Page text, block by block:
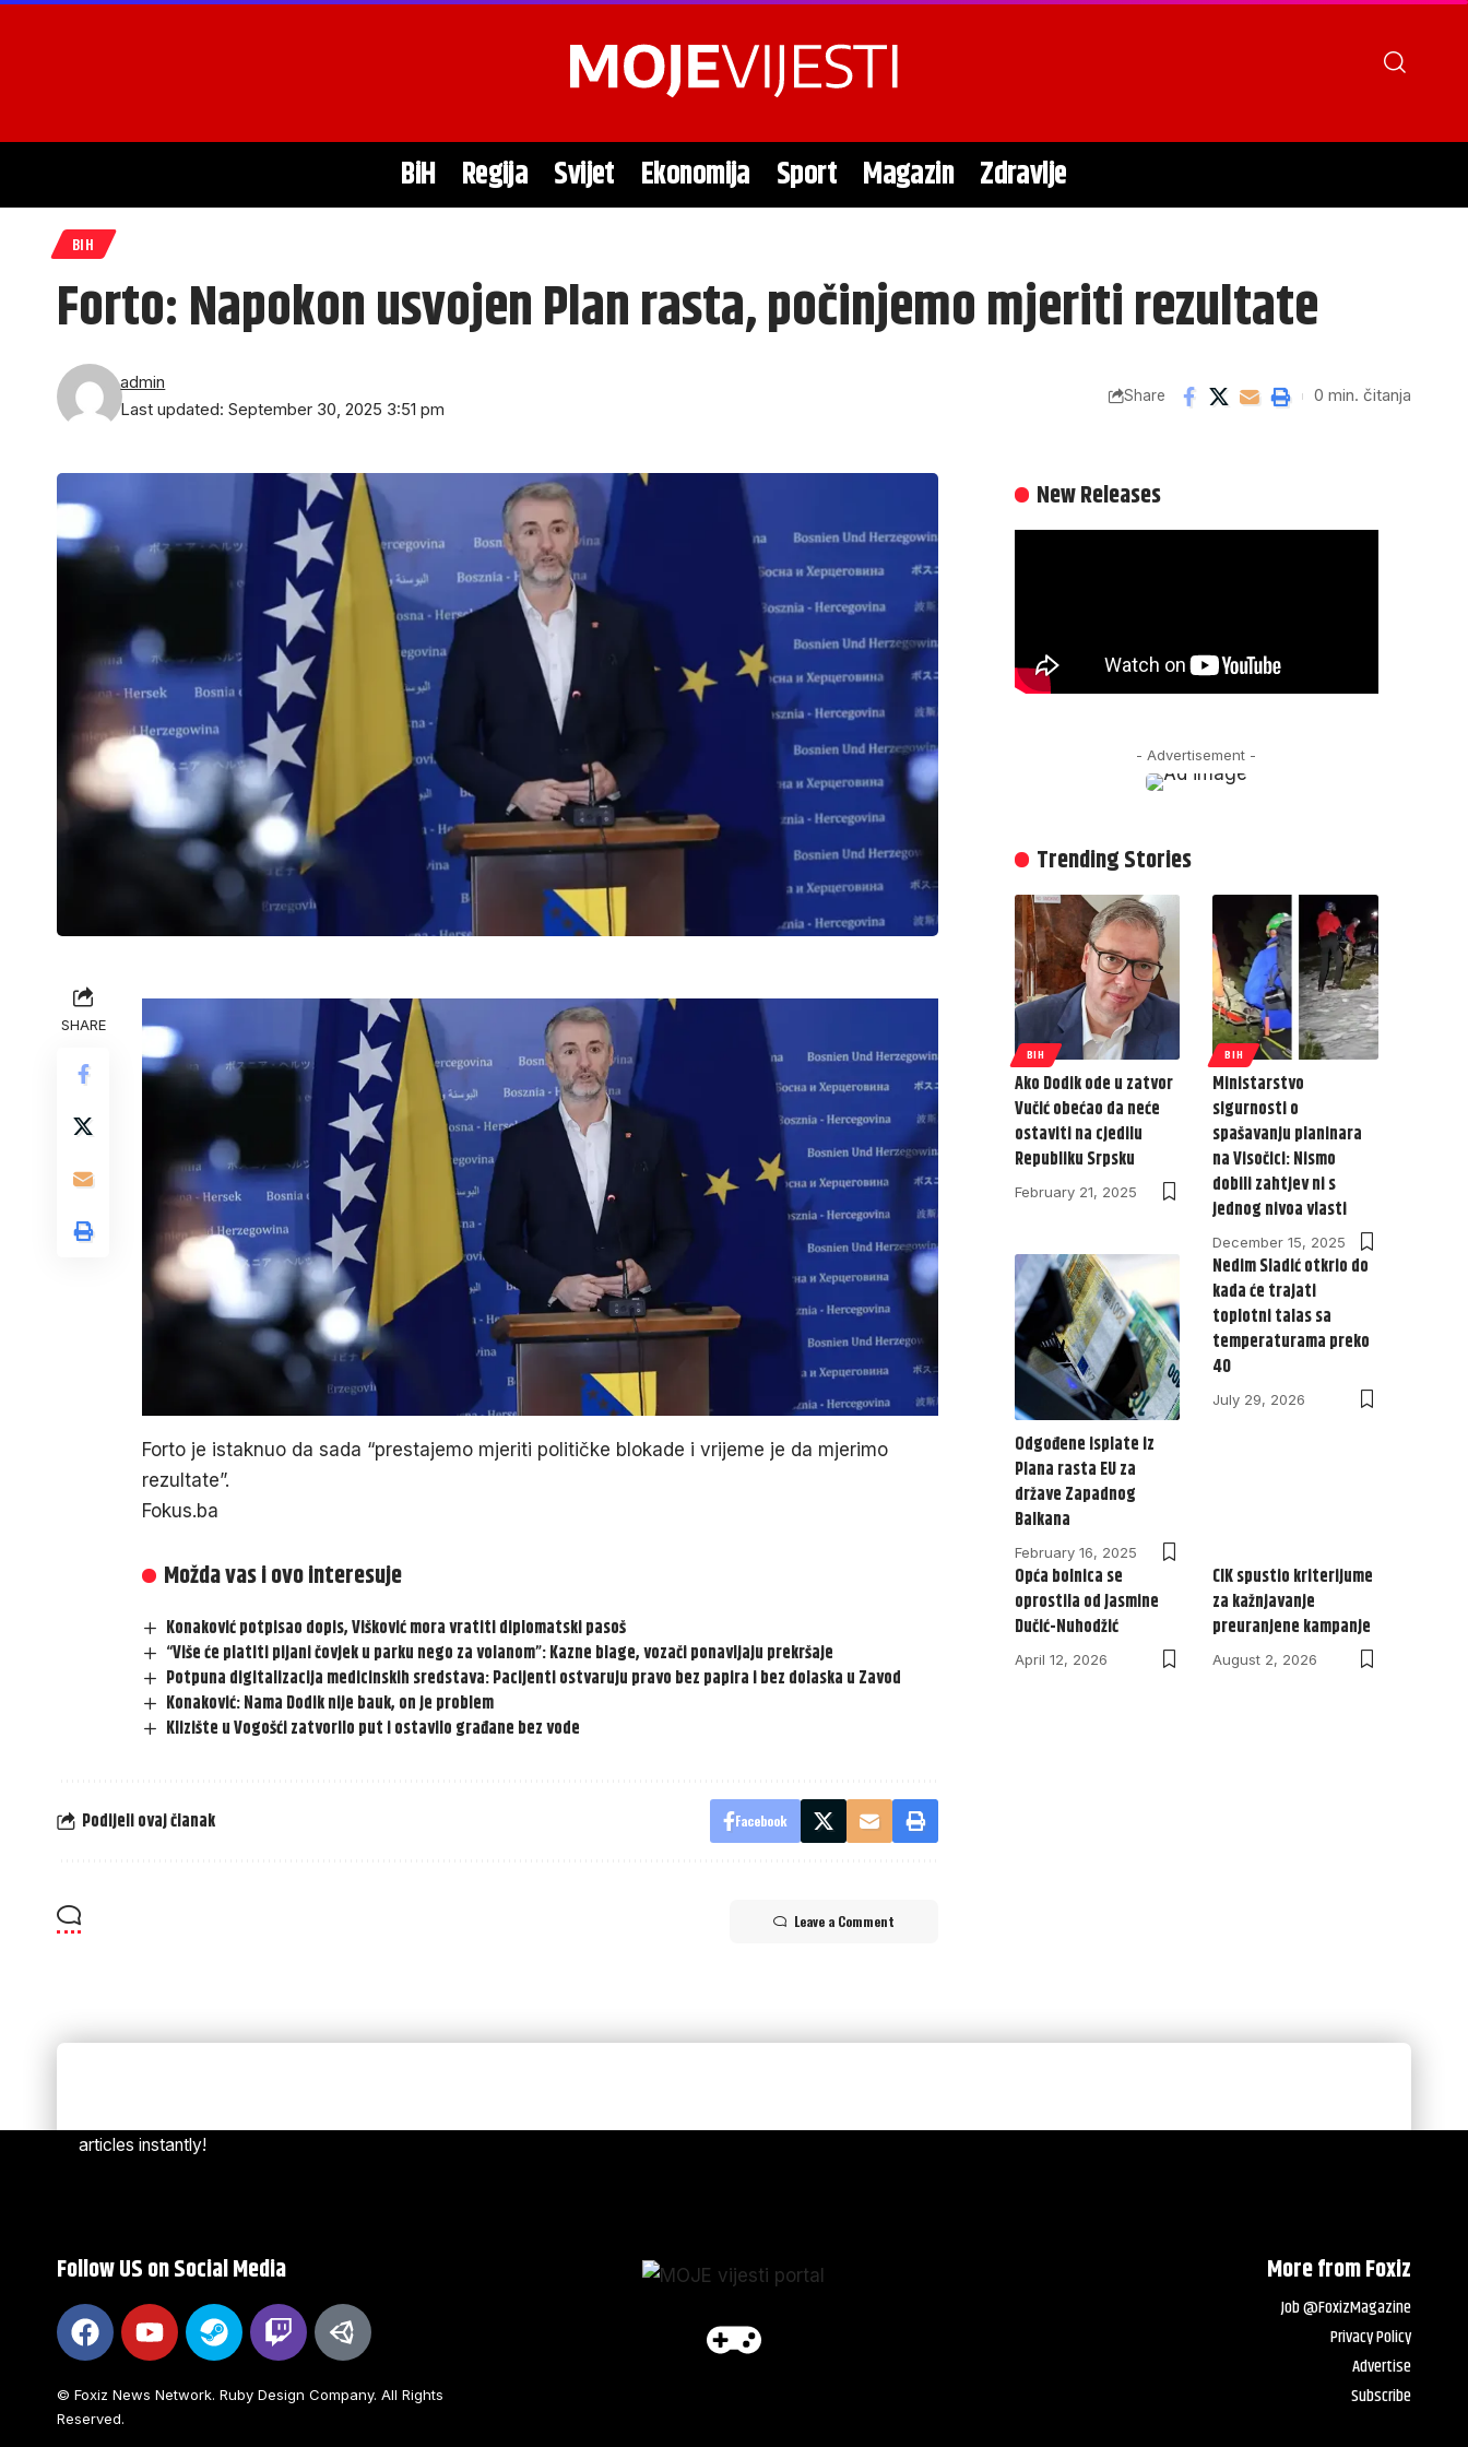
BiH Regija Svijet Ekonomija Sport Magazin Zdravlje
BIH
Forto: Napokon usvojen Plan rasta, počinjemo mjeriti rezultate
Last updated: September 30, 2025 3:51 pm
admin
Share 0 min. čitanja
SHARE
Forto je istaknuo da sada “prestajemo mjeriti političke blokade i vrijeme je da mjerimo
rezultate”.
Fokus.ba
Možda vas i ovo interesuje
Konaković potpisao dopis, Višković mora vratiti diplomatski pasoš
“Više će platiti pijani čovjek u parku nego za volanom”: Kazne blage, vozači ponavljaju prekršaje
Potpuna digitalizacija medicinskih sredstava: Pacijenti ostvaruju pravo bez papira i bez dolaska u Zavod
Konaković: Nama Dodik nije bauk, on je problem
Klizište u Vogošći zatvorilo put i ostavilo građane bez vode
Podijeli ovaj članak Facebook
Leave a Comment
New Releases
- Advertisement -
Trending Stories
BIH
Ako Dodik ode u zatvor
Vučić obećao da neće
ostaviti na cjedilu
Republiku Srpsku
February 21, 2025
BIH
Ministarstvo
sigurnosti o
spašavanju planinara
na Visočici: Nismo
dobili zahtjev ni s
jednog nivoa vlasti
December 15, 2025
Odgođene isplate iz
Plana rasta EU za
države Zapadnog
Balkana
February 16, 2025
Nedim Sladić otkrio do
kada će trajati
toplotni talas sa
temperaturama preko
40
July 29, 2026
Opća bolnica se
oprostila od Jasmine
Dučić-Nuhodžić
April 12, 2026
CIK spustio kriterijume
za kažnjavanje
preuranjene kampanje
August 2, 2026
articles instantly!
Follow US on Social Media
© Foxiz News Network. Ruby Design Company. All Rights
Reserved.
More from Foxiz
Job @FoxizMagazine
Privacy Policy
Advertise
Subscribe